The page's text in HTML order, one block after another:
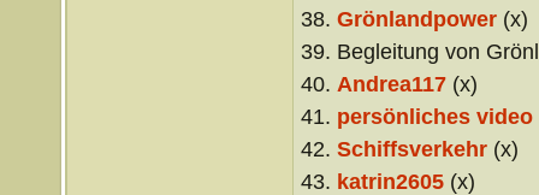
38. Grönlandpower(x)
39. Begleitung von
40. Andrea117(x)
41. persönliches video
42. Schiffsverkehr(x)
43. katrin2605(x)